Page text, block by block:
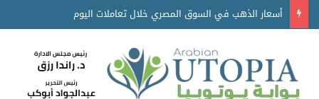
أسعار الذهب في السوق المصري خلال تعاملات اليوم